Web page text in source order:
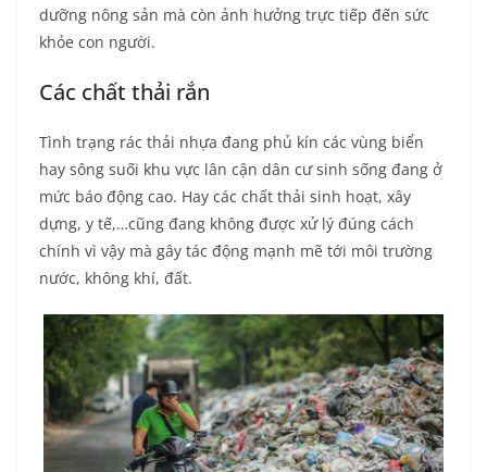
dưỡng nông sản mà còn ảnh hưởng trực tiếp đến sức
khỏe con người.
Các chất thải rắn
Tình trạng rác thải nhựa đang phủ kín các vùng biển
hay sông suối khu vực lân cận dân cư sinh sống đang ở
mức báo động cao. Hay các chất thải sinh hoạt, xây
dựng, y tế,…cũng đang không được xử lý đúng cách
chính vì vậy mà gây tác động mạnh mẽ tới môi trường
nước, không khí, đất.